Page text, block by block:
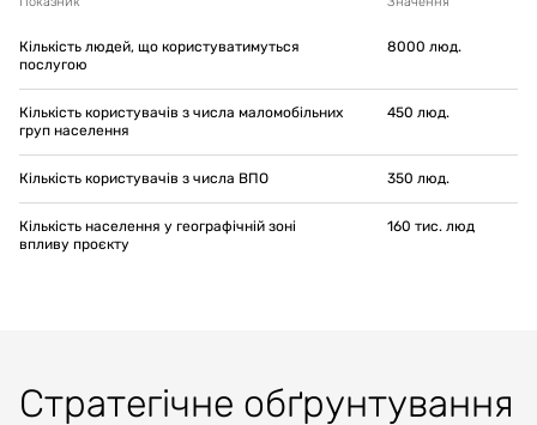
Кількість людей, що користуватимуться
послугою
8000 люд.
Кількість користувачів з числа маломобільних
груп населення
450 люд.
Кількість користувачів з числа ВПО 350 люд.
Кількість населення у географічній зоні
впливу проєкту
160 тис. люд
Стратегічне обґрунтування